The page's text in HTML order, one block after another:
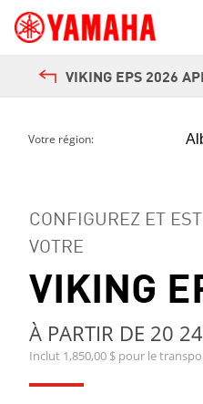
VIKING EPS 2026
Votre région:
CONFIGUREZ ET
VOTRE
VIKING
À PARTIR DE 20
Inclut 1,850,00 $ pour le